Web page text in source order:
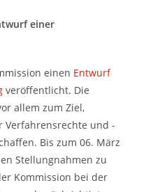
einer
einen Entwurf
veröffentlicht. Die
allem zum Ziel,
Verfahrensrechte und -
Bis zum 06. März
Stellungnahmen zu
Kommission bei der